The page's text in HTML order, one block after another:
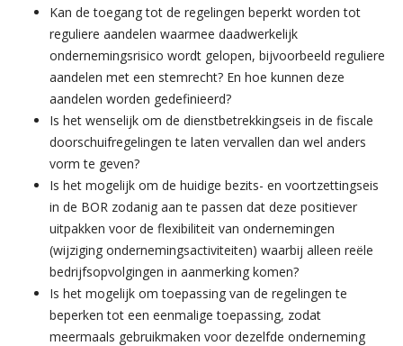
Kan de toegang tot de regelingen beperkt worden tot
reguliere aandelen waarmee daadwerkelijk
ondernemingsrisico wordt gelopen, bijvoorbeeld reguliere
aandelen met een stemrecht? En hoe kunnen deze
aandelen worden gedefinieerd?
Is het wenselijk om de dienstbetrekkingseis in de fiscale
doorschuifregelingen te laten vervallen dan wel anders
vorm te geven?
Is het mogelijk om de huidige bezits- en voortzettingseis
in de BOR zodanig aan te passen dat deze positiever
uitpakken voor de flexibiliteit van ondernemingen
(wijziging ondernemingsactiviteiten) waarbij alleen reële
bedrijfsopvolgingen in aanmerking komen?
Is het mogelijk om toepassing van de regelingen te
beperken tot een eenmalige toepassing, zodat
meermaals gebruikmaken voor dezelfde onderneming